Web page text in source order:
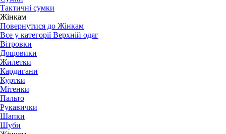
Тактичні сумки
Жінкам
Повернутися до Жінкам
Все у категорії Верхній одяг
Вітровки
Дощовики
Жилетки
Кардигани
Куртки
Мітенки
Пальто
Рукавички
Шапки
Шуби